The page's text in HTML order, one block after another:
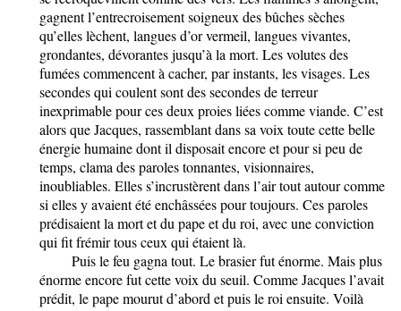
gagnent l’entrecroisement soigneux des bûches sèches
qu’elles lèchent, langues d’or vermeil, langues vivantes,
grondantes, dévorantes jusqu’à la mort. Les volutes des
fumées commencent à cacher, par instants, les visages. Les
secondes qui coulent sont des secondes de terreur
inexprimable pour ces deux proies liées comme viande. C’est
alors que Jacques, rassemblant dans sa voix toute cette belle
énergie humaine dont il disposait encore et pour si peu de
temps, clama des paroles tonnantes, visionnaires,
inoubliables. Elles s’incrustèrent dans l’air tout autour comme
si elles y avaient été enchâssées pour toujours. Ces paroles
prédisaient la mort et du pape et du roi, avec une conviction
qui fit frémir tous ceux qui étaient là.
Puis le feu gagna tout. Le brasier fut énorme. Mais plus
énorme encore fut cette voix du seuil. Comme Jacques l’avait
prédit, le pape mourut d’abord et puis le roi ensuite. Voilà